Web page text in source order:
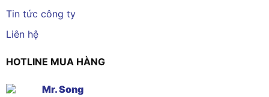
Tin tức công ty
Liên hệ
HOTLINE MUA HÀNG
Mr. Song